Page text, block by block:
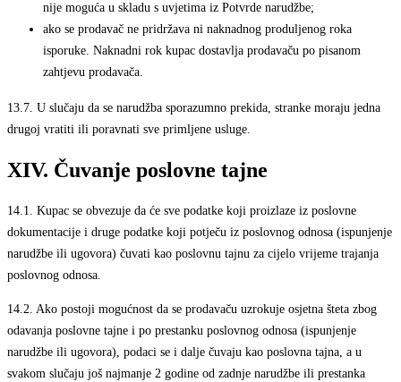
nije moguća u skladu s uvjetima iz Potvrde narudžbe;
ako se prodavač ne pridržava ni naknadnog produljenog roka
isporuke. Naknadni rok kupac dostavlja prodavaču po pisanom
zahtjevu prodavača.
13.7. U slučaju da se narudžba sporazumno prekida, stranke moraju jedna
drugoj vratiti ili poravnati sve primljene usluge.
XIV. Čuvanje poslovne tajne
14.1. Kupac se obvezuje da će sve podatke koji proizlaze iz poslovne
dokumentacije i druge podatke koji potječu iz poslovnog odnosa (ispunjenje
narudžbe ili ugovora) čuvati kao poslovnu tajnu za cijelo vrijeme trajanja
poslovnog odnosa.
14.2. Ako postoji mogućnost da se prodavaču uzrokuje osjetna šteta zbog
odavanja poslovne tajne i po prestanku poslovnog odnosa (ispunjenje
narudžbe ili ugovora), podaci se i dalje čuvaju kao poslovna tajna, a u
svakom slučaju još najmanje 2 godine od zadnje narudžbe ili prestanka